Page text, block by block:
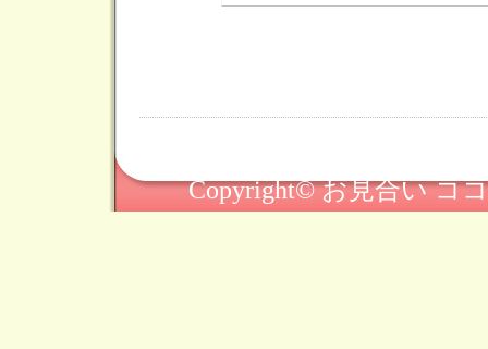
Copyright© お見合い コ